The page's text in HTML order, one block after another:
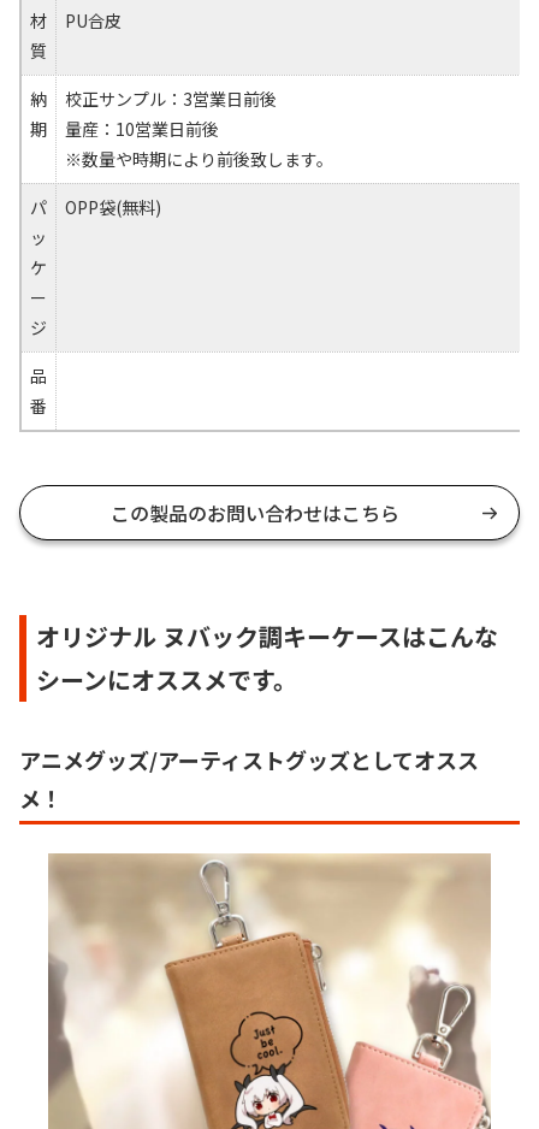
材
質
PU合皮
納
期
校正サンプル：3営業日前後
量産：10営業日前後
※数量や時期により前後致します。
パ
ッ
ケ
ー
ジ
OPP袋(無料)
品
番
この製品のお問い合わせはこちら
オリジナル ヌバック調キーケースはこんな
シーンにオススメです。
アニメグッズ/アーティストグッズとしてオスス
メ！